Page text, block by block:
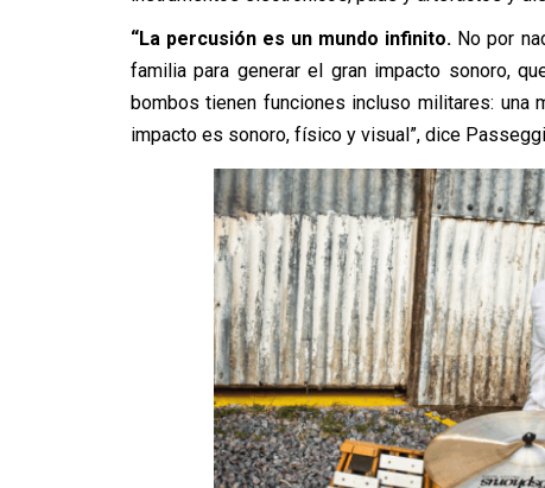
“La percusión es un mundo infinito. No por
familia para generar el gran impacto sonoro,
bombos tienen funciones incluso militares: una
impacto es sonoro, físico y visual”, dice Passeggi